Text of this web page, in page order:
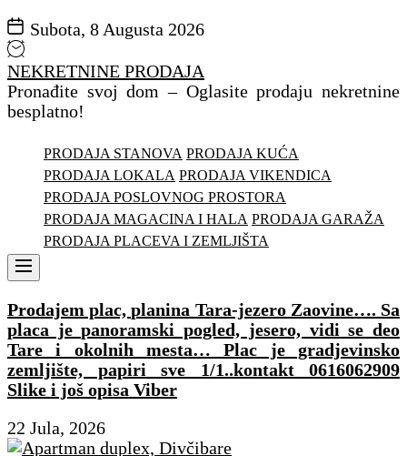
Subota, 8 Augusta 2026
NEKRETNINE PRODAJA
Pronađite svoj dom – Oglasite prodaju nekretnine
besplatno!
PRODAJA STANOVA PRODAJA KUĆA
PRODAJA LOKALA PRODAJA VIKENDICA
PRODAJA POSLOVNOG PROSTORA
PRODAJA MAGACINA I HALA PRODAJA GARAŽA
PRODAJA PLACEVA I ZEMLJIŠTA
Menu
Prodajem plac, planina Tara-jezero Zaovine…. Sa
placa je panoramski pogled, jesero, vidi se deo
Tare i okolnih mesta… Plac je gradjevinsko
zemljište, papiri sve 1/1..kontakt 0616062909
Slike i još opisa Viber
22 Jula, 2026